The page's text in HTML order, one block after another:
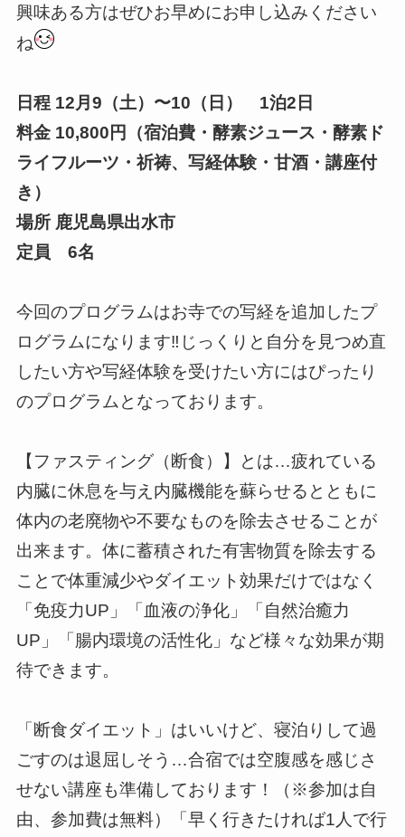
興味ある方はぜひお早めにお申し込みください
ね
日程 12月9（土）〜10（日） 1泊2日
料金 10,800円（宿泊費・酵素ジュース・酵素ド
ライフルーツ・祈祷、写経体験・甘酒・講座付
き）
場所 鹿児島県出水市
定員 6名
今回のプログラムはお寺での写経を追加したプ
ログラムになります‼️じっくりと自分を見つめ直
したい方や写経体験を受けたい方にはぴったり
のプログラムとなっております。
【ファスティング（断食）】とは…疲れている
内臓に休息を与え内臓機能を蘇らせるとともに
体内の老廃物や不要なものを除去させることが
出来ます。体に蓄積された有害物質を除去する
ことで体重減少やダイエット効果だけではなく
「免疫力UP」「血液の浄化」「自然治癒力
UP」「腸内環境の活性化」など様々な効果が期
待できます。
「断食ダイエット」はいいけど、寝泊りして過
ごすのは退屈しそう…合宿では空腹感を感じさ
せない講座も準備しております！（※参加は自
由、参加費は無料）「早く行きたければ1人で行